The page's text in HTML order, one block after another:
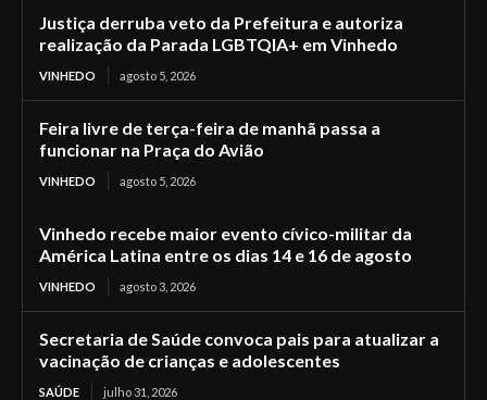
Justiça derruba veto da Prefeitura e autoriza
realização da Parada LGBTQIA+ em Vinhedo
VINHEDO agosto 5, 2026
Feira livre de terça-feira de manhã passa a
funcionar na Praça do Avião
VINHEDO agosto 5, 2026
Vinhedo recebe maior evento cívico-militar da
América Latina entre os dias 14 e 16 de agosto
VINHEDO agosto 3, 2026
Secretaria de Saúde convoca pais para atualizar a
vacinação de crianças e adolescentes
SAÚDE julho 31, 2026